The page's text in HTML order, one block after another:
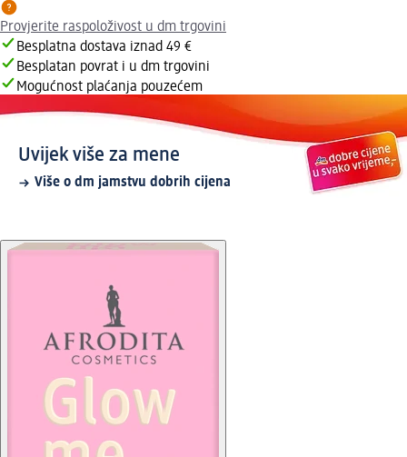
Provjerite raspoloživost u dm trgovini
Besplatna dostava iznad 49 €
Besplatan povrat i u dm trgovini
Mogućnost plaćanja pouzećem
Uvijek više za mene
Više o dm jamstvu dobrih cijena